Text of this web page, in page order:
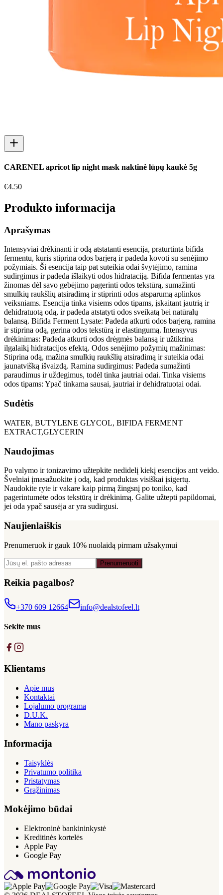
CARENEL apricot lip night mask naktinė lūpų kaukė 5g
€4.50
Produkto informacija
Aprašymas
Intensyviai drėkinanti ir odą atstatanti esencija, praturtinta bifida
fermentu, kuris stiprina odos barjerą ir padeda kovoti su senėjimo
požymiais. Ši esencija taip pat suteikia odai švytėjimo, ramina
sudirgimus ir padeda išlaikyti odos hidrataciją. Bifida fermentas yra
žinomas dėl savo gebėjimo pagerinti odos tekstūrą, sumažinti
smulkių raukšlių atsiradimą ir stiprinti odos atsparumą aplinkos
veiksniams. Esencija tinka visiems odos tipams, įskaitant jautrią ir
dehidratuotą odą, ir padeda atstatyti odos sveikatą bei natūralų
balansą. Bifida Ferment Lysate: Padeda atkurti odos barjerą, ramina
ir stiprina odą, gerina odos tekstūrą ir elastingumą. Intensyvus
drėkinimas: Padeda atkurti odos drėgmės balansą ir užtikrina
ilgalaikį hidratacijos efektą. Odos senėjimo požymių mažinimas:
Stiprina odą, mažina smulkių raukšlių atsiradimą ir suteikia odai
jaunatvišką išvaizdą. Ramina sudirgimus: Padeda sumažinti
paraudimus ir uždegimus, todėl tinka jautriai odai. Tinka visiems
odos tipams: Ypač tinkama sausai, jautriai ir dehidratuotai odai.
Sudėtis
WATER, BUTYLENE GLYCOL, BIFIDA FERMENT
EXTRACT,GLYCERIN
Naudojimas
Po valymo ir tonizavimo užtepkite nedidelį kiekį esencijos ant veido.
Švelniai įmasažuokite į odą, kad produktas visiškai įsigertų.
Naudokite ryte ir vakare kaip pirmą žingsnį po toniko, kad
pagerintumėte odos tekstūrą ir drėkinimą. Galite užtepti papildomai,
jei oda ypač sausėja ar yra sudirgusi.
Naujienlaiškis
Prenumeruok ir gauk 10% nuolaidą pirmam užsakymui
Prenumeruoti
Reikia pagalbos?
+370 609 12664 info@dealstofeel.lt
Sekite mus
Klientams
Apie mus
Kontaktai
Lojalumo programa
D.U.K.
Mano paskyra
Informacija
Taisyklės
Privatumo politika
Pristatymas
Grąžinimas
Mokėjimo būdai
Elektroninė bankininkystė
Kreditinės kortelės
Apple Pay
Google Pay